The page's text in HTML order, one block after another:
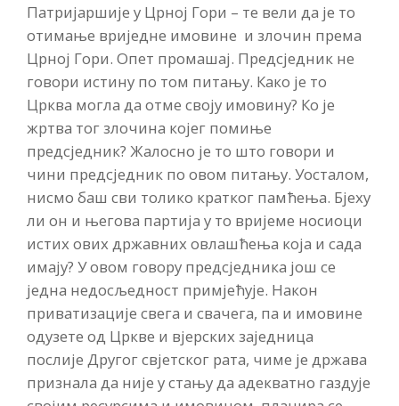
Патријаршије у Црној Гори – те вели да је то
отимање вриједне имовине и злочин према
Црној Гори. Опет промашај. Предсједник не
говори истину по том питању. Како је то
Црква могла да отме своју имовину? Ко је
жртва тог злочина којег помиње
предсједник? Жалосно је то што говори и
чини предсједник по овом питању. Уосталом,
нисмо баш сви толико кратког памћења. Бјеху
ли он и његова партија у то вријеме носиоци
истих ових државних овлашћења која и сада
имају? У овом говору предсједника још се
једна недосљедност примјећује. Након
приватизације свега и свачега, па и имовине
одузете од Цркве и вјерских заједница
послије Другог свјетског рата, чиме је држава
признала да није у стању да адекватно газдује